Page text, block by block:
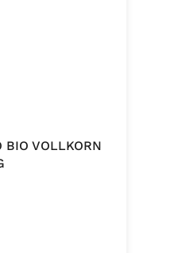
BIO VOLLKORN